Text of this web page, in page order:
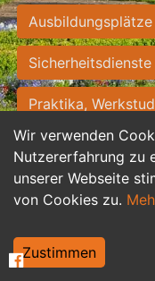
Wir verwenden
Nutzererfahrung zu
unserer Webseite
von Cookies zu.
Zustimmen
Ausbildungsplätze
Sicherheitsdienste
Praktika,
Personalwesen
Hilfskräfte,
Weiterbildung,